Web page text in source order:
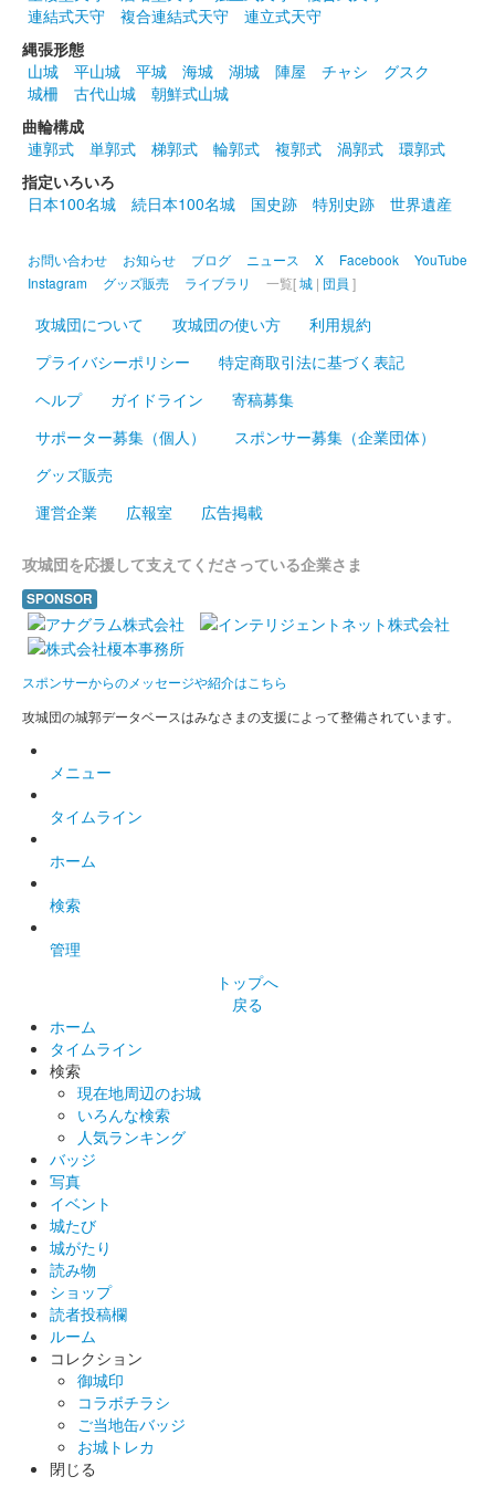
白石城 御城印 東北イタコ 水着版
白石城 御城印
白石城 御城印 ずんだもん 水着版
白石城 御城印 東北ずん子 水着版
販売終了
白石城 御城印 東北イタコ 夏版
白石城 御城印 東北ずん子 夏版
白石城 御城印 ずんだもん 夏版
白石城 御城印
販売終了
白石城 御城印
販売終了
白石城武将隊夏の陣の入場券購入者にもらえる御城印。入場券購
白石城 御城印
白石城 御城印
販売終了
白石城 御城印
販売終了
白石城 御城印
販売終了
連結式天守
複合連結式天守
連立式天守
縄張形態
山城
平山城 平城 海城 湖城 陣屋 チャシ
グスク
城柵
古代山城
朝鮮式山城
曲輪構成
連郭式
単郭式 梯郭式 輪郭式 複郭式 渦郭式
環郭式
指定いろいろ
日本100名城
続日本100名城 国史跡 特別史跡 世界遺産
お問い合わせ お知らせ ブログ ニュース X Facebook
YouTube
Instagram
グッズ販売 ライブラリ 一覧[城 | 団員 ]
攻城団について 攻城団の使い方
利用規約
プライバシーポリシー
特定商取引法に基づく表記
ヘルプ
ガイドライン
寄稿募集
サポーター募集（個人）
スポンサー募集（企業団体）
グッズ販売
運営企業
広報室 広告掲載
攻城団を応援して支えてくださっている企業さま
SPONSOR
スポンサーからのメッセージや紹介はこちら
攻城団の城郭データベースはみなさまの支援によって整備されています。
メニュー
タイムライン
ホーム
検索
管理
トップへ
戻る
ホーム
タイムライン
検索
現在地周辺のお城
いろんな検索
人気ランキング
バッジ
写真
イベント
城たび
城がたり
読み物
ショップ
読者投稿欄
ルーム
コレクション
御城印
コラボチラシ
ご当地缶バッジ
お城トレカ
閉じる